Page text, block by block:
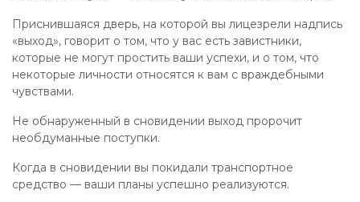
Приснившаяся дверь, на которой вы лицезрели надпись
«выход», говорит о том, что у вас есть завистники,
которые не могут простить ваши успехи, и о том, что
некоторые личности относятся к вам с враждебными
чувствами.
Не обнаруженный в сновидении выход пророчит
необдуманные поступки.
Когда в сновидении вы покидали транспортное
средство — ваши планы успешно реализуются.